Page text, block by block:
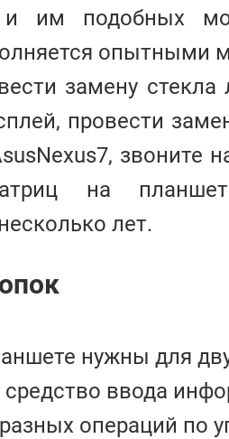
им подобных
опытными
замену
провести
звоните
на
лет.
нужны для
ввода
операций по